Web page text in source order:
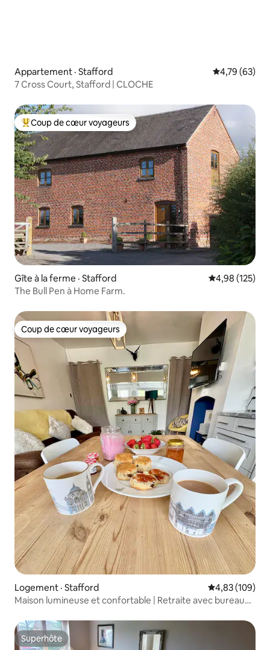
Appartement · Stafford Note
4,79 (63)
7 Cross Court, Stafford | CLOCHE
Coup de cœur voyageurs parmi les plus aimés
Coup de cœur voyageurs
Gîte à la ferme · Stafford Note
4,98 (125)
The Bull Pen à Home Farm.
Coup de cœur voyageurs
Coup de cœur voyageurs
Logement · Stafford Note
4,83 (109)
Maison lumineuse et confortable | Retraite avec bureau
Superhôte
Superhôte